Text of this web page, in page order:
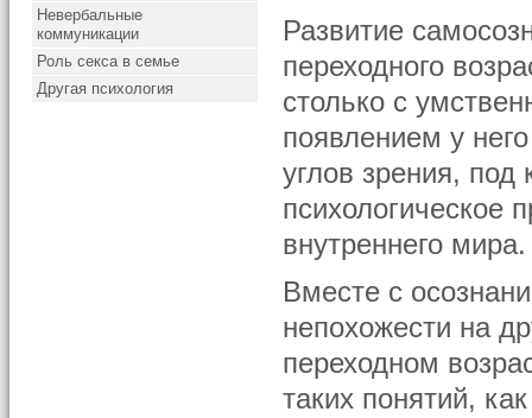
Невербальные
коммуникации
Роль секса в семье
Другая психология
Развитие
переходного
столько с
появлением у
углов зрения, под
психологическое
внутреннего мира.
Вместе с
непохожести на
переходном
таких понятий,